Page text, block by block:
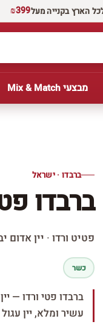
הארץ בקנייה מעל₪399
מבצעי Mix & Match
ברבדו · ישראל
ברבדו
פטיט ורדו · יין אדום
כשר
עשיר ומלא, יין